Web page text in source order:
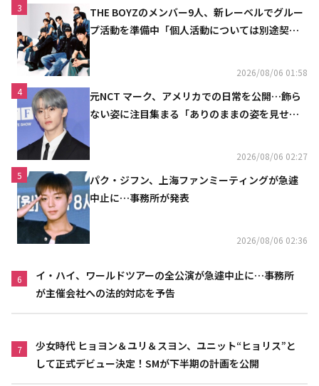
3
THE BOYZのメンバー9人、新レーベルでグルー
プ活動を準備中「個人活動については別途契約
2026/08/06 01:58
4
元NCT マーク、アメリカでの日常を公開…飾ら
ない姿に注目集まる「ありのままの姿を見せた
2026/08/06 02:27
5
パク・ジフン、上海ファンミーティングが急遽
中止に…事務所が発表
2026/08/06 02:36
6
イ・ハイ、ワールドツアーの全公演が急遽中止に…事務所
が主催会社への法的対応を予告
7
少女時代 ヒョヨン＆ユリ＆スヨン、ユニット“ヒョリス”と
して正式デビュー決定！SMが下半期の計画を公開